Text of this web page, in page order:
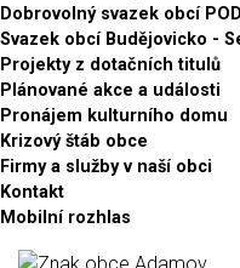
Dobrovolný svazek obcí
Svazek obcí Budějovicko -
Projekty z dotačních titulů
Plánované akce a události
Pronájem kulturního domu
Krizový štáb obce
Firmy a služby v naší obci
Kontakt
Mobilní rozhlas